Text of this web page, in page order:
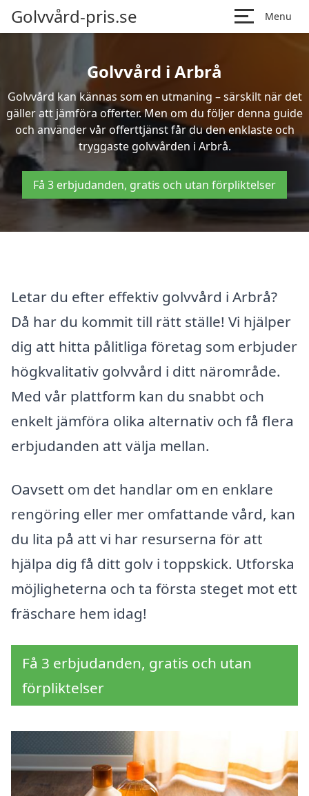
Golvvård-pris.se Menu
Golvvård i Arbrå
Golvvård kan kännas som en utmaning – särskilt när det
gäller att jämföra offerter. Men om du följer denna guide
och använder vår offerttjänst får du den enklaste och
tryggaste golvvården i Arbrå.
Få 3 erbjudanden, gratis och utan förpliktelser
Letar du efter effektiv golvvård i Arbrå?
Då har du kommit till rätt ställe! Vi hjälper
dig att hitta pålitliga företag som erbjuder
högkvalitativ golvvård i ditt närområde.
Med vår plattform kan du snabbt och
enkelt jämföra olika alternativ och få flera
erbjudanden att välja mellan.
Oavsett om det handlar om en enklare
rengöring eller mer omfattande vård, kan
du lita på att vi har resurserna för att
hjälpa dig få ditt golv i toppskick. Utforska
möjligheterna och ta första steget mot ett
fräschare hem idag!
Få 3 erbjudanden, gratis och utan
förpliktelser